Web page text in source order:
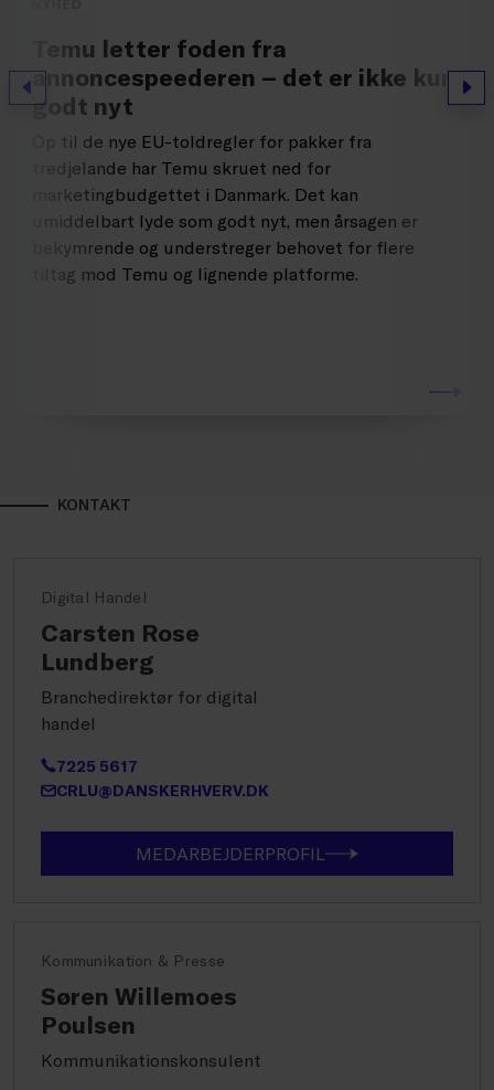
Forrige
Temu letter foden fra
annoncespeederen – det er ikke kun
godt nyt
Op til de nye EU-toldregler for pakker fra
tredjelande har Temu skruet ned for
marketingbudgettet i Danmark. Det kan
umiddelbart lyde som godt nyt, men årsagen er
bekymrende og understreger behovet for flere
tiltag mod Temu og lignende platforme.
KONTAKT
Digital Handel
Carsten Rose
Lundberg
Branchedirektør for digital
handel
7225 5617
CRLU@DANSKERHVERV.DK
MEDARBEJDERPROFIL
Kommunikation & Presse
Søren Willemoes
Poulsen
Kommunikationskonsulent